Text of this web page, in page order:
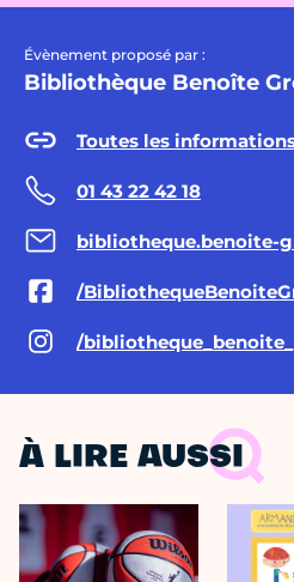
Évènement proposé par :
Bibliothèque Benoîte
Toutes les
01 43 22 42 18
bibliotheque.benoite-
/
/
À LIRE AUSSI